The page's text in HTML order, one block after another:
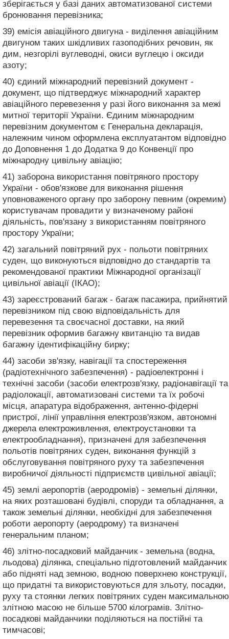
зберігається у базі даних автоматизованої системи
бронювання перевізника;
39) емісія авіаційного двигуна - виділення авіаційним
двигуном таких шкідливих газоподібних речовин, як
дим, незгорілі вуглеводні, окиси вуглецю і оксиди
азоту;
40) єдиний міжнародний перевізний документ -
документ, що підтверджує міжнародний характер
авіаційного перевезення у разі його виконання за межі
митної території України. Єдиним міжнародним
перевізним документом є Генеральна декларація,
належним чином оформлена експлуатантом відповідно
до Доповнення 1 до Додатка 9 до Конвенції про
міжнародну цивільну авіацію;
41) заборона використання повітряного простору
України - обов'язкове для виконання рішення
уповноваженого органу про заборону певним (окремим)
користувачам провадити у визначеному районі
діяльність, пов'язану з використанням повітряного
простору України;
42) загальний повітряний рух - польоти повітряних
суден, що виконуються відповідно до стандартів та
рекомендованої практики Міжнародної організації
цивільної авіації (ІКАО);
43) зареєстрований багаж - багаж пасажира, прийнятий
перевізником під свою відповідальність для
перевезення та своєчасної доставки, на який
перевізник оформив багажну квитанцію та видав
багажну ідентифікаційну бирку;
44) засоби зв'язку, навігації та спостереження
(радіотехнічного забезпечення) - радіоелектронні і
технічні засоби (засоби електрозв'язку, радіонавігації та
радіолокації, автоматизовані системи та їх робочі
місця, апаратура відображення, антенно-фідерні
пристрої, лінії управління електрозв'язком, автономні
джерела електроживлення, електроустановки та
електрообладнання), призначені для забезпечення
польотів повітряних суден, виконання функцій з
обслуговування повітряного руху та забезпечення
виробничої діяльності підприємств цивільної авіації;
45) землі аеропортів (аеродромів) - земельні ділянки,
на яких розташовані будівлі, споруди та обладнання, а
також земельні ділянки, необхідні для забезпечення
роботи аеропорту (аеродрому) та визначені
генеральним планом;
46) злітно-посадковий майданчик - земельна (водна,
льодова) ділянка, спеціально підготовлений майданчик
або підняті над земною, водною поверхнею конструкції,
що придатні та використовуються для зльоту, посадки,
руху та стоянки легких повітряних суден максимальною
злітною масою не більше 5700 кілограмів. Злітно-
посадкові майданчики поділяються на постійні та
тимчасові;